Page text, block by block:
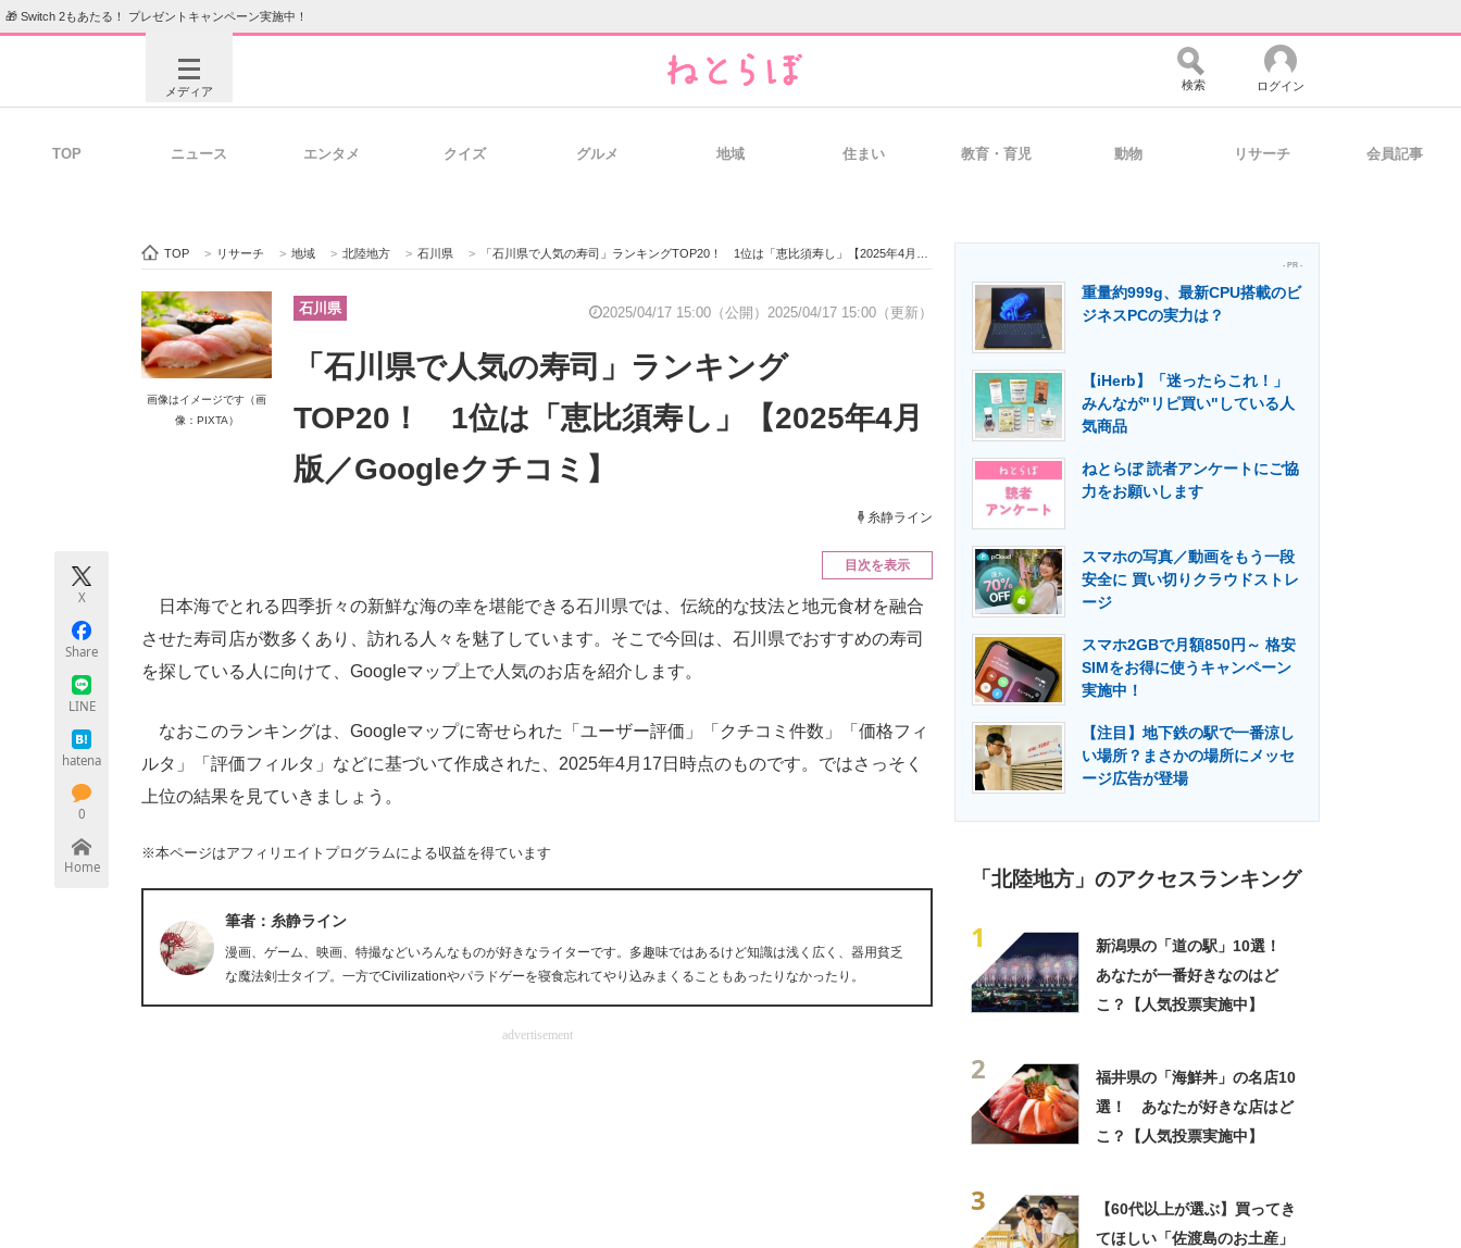
🎁 Switch 2もあたる！ プレゼントキャンペーン実施中！
メディア
ビジネスと働き方のヒント 経営リーダーのコミュニティ マーケ×ITの今がよく分かる
ITエンジニア向け専門サイト 企業向けIT製品の総合サイト IT製品の技術・比較・事例 製造業のIT導入・活用を支援
エネルギーの専門メディア 建設×テクノロジーの最前線
ちょっと気になるネットの話題
検索 ログイン
TOP ニュース エンタメ クイズ グルメ 地域 住まい 教育・育児 動物 リサーチ 会員記事
TOP > リサーチ > 地域 > 北陸地方 > 石川県 > 「石川県で人気の寿司」ランキングTOP20！ 1位は「恵比須寿し」【2025年4月版／Googleクチコミ】
画像はイメージです（画
像：PIXTA）
石川県 2025/04/17 15:00（公開） 2025/04/17 15:00（更新）
「石川県で人気の寿司」ランキング
TOP20！ 1位は「恵比須寿し」【2025年4月
版／Googleクチコミ】
糸静ライン
X
Share
LINE
hatena
0
Home
目次を表示
日本海でとれる四季折々の新鮮な海の幸を堪能できる石川県では、伝統的な技法と地元食材を融合
させた寿司店が数多くあり、訪れる人々を魅了しています。そこで今回は、石川県でおすすめの寿司
を探している人に向けて、Googleマップ上で人気のお店を紹介します。
なおこのランキングは、Googleマップに寄せられた「ユーザー評価」「クチコミ件数」「価格フィ
ルタ」「評価フィルタ」などに基づいて作成された、2025年4月17日時点のものです。ではさっそく
上位の結果を見ていきましょう。
※本ページはアフィリエイトプログラムによる収益を得ています
筆者：糸静ライン
漫画、ゲーム、映画、特撮などいろんなものが好きなライターです。多趣味ではあるけど知識は浅く広く、器用貧乏
な魔法剣士タイプ。一方でCivilizationやパラドゲーを寝食忘れてやり込みまくることもあったりなかったり。
advertisement
- PR -
重量約999g、最新CPU搭載のビ
ジネスPCの実力は？
【iHerb】「迷ったらこれ！」
みんなが"リピ買い"している人
気商品
ねとらぼ 読者アンケートにご協
力をお願いします
スマホの写真／動画をもう一段
安全に 買い切りクラウドストレ
ージ
スマホ2GBで月額850円～ 格安
SIMをお得に使うキャンペーン
実施中！
【注目】地下鉄の駅で一番涼し
い場所？まさかの場所にメッセ
ージ広告が登場
「北陸地方」のアクセスランキング
1
新潟県の「道の駅」10選！
あなたが一番好きなのはど
こ？【人気投票実施中】
2
福井県の「海鮮丼」の名店10
選！ あなたが好きな店はど
こ？【人気投票実施中】
3
【60代以上が選ぶ】買ってき
てほしい「佐渡島のお土産」